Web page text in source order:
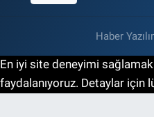
Haber
En iyi site deneyimi
faydalanıyoruz. Detaylar için